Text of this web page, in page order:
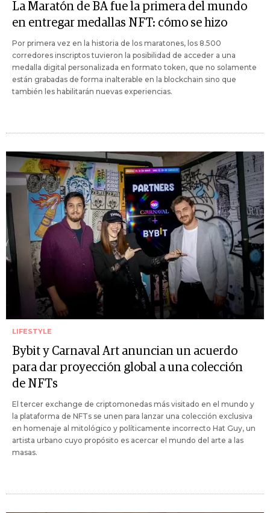
La Maratón de BA fue la primera del mundo
en entregar medallas NFT: cómo se hizo
Por primera vez en la historia de los maratones, los 8.500
corredores inscriptos tuvieron la posibilidad de acceder a una
medalla digital personalizada en formato token, que no solamente
están grabadas de forma inalterable en la blockchain sino que
también les habilitarán nuevas experiencias.
LIFESTYLE
Bybit y Carnaval Art anuncian un acuerdo
para dar proyección global a una colección
de NFTs
El tercer exchange de criptomonedas más visitado en el mundo y
la plataforma de NFTs se unen para lanzar una colección exclusiva
en homenaje al mitológico y políticamente incorrecto Hat Guy, un
artista urbano cuyo propósito es acercar el mundo del arte a las
masas.